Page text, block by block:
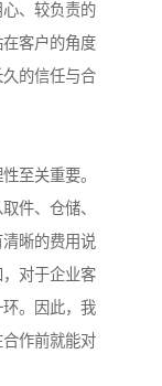
、较负责的
客户的角度
的信任与合
至关重要。
件、仓储、
晰的费用说
对于企业客
。因此，我
作前就能对